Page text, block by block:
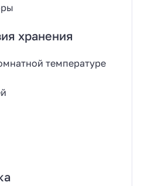
хранения
температуре